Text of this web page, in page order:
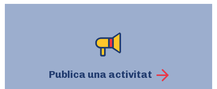
Publica una activitat